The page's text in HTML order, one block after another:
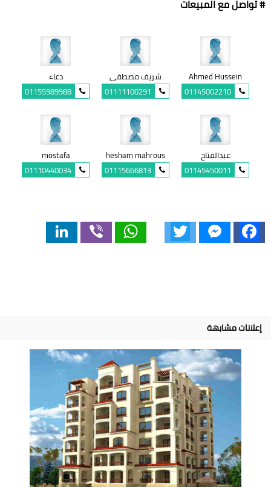
# تواصل مع المبيعات
Ahmed Hussein
01145002210
شريف مصطفى
01111100291
دعاء
01155989988
عبدالفتاح
01145450011
hesham mahrous
01115666813
mostafa
01110440034
Facebook
Messenger
WhatsApp
إعلانات مشابهة